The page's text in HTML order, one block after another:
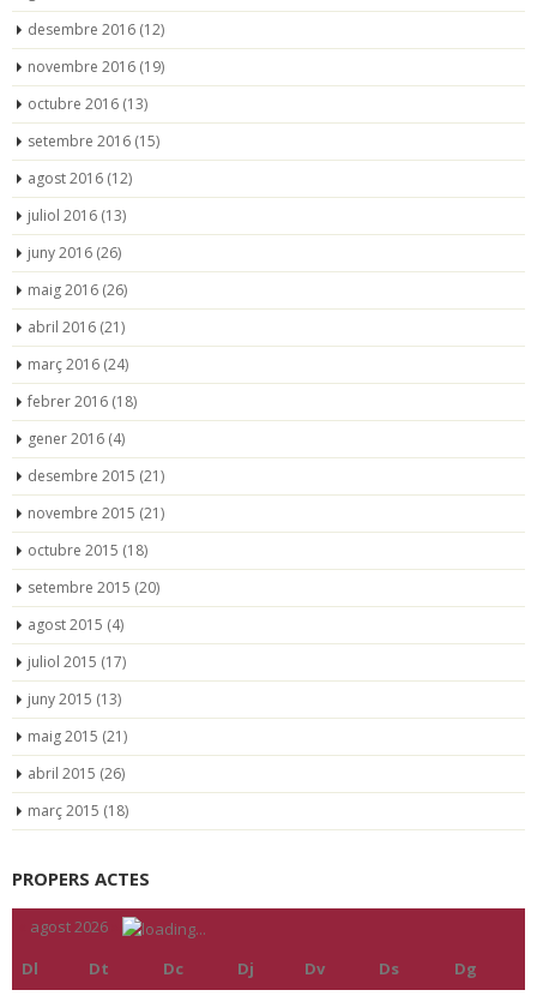
desembre 2016 (12)
novembre 2016 (19)
octubre 2016 (13)
setembre 2016 (15)
agost 2016 (12)
juliol 2016 (13)
juny 2016 (26)
maig 2016 (26)
abril 2016 (21)
març 2016 (24)
febrer 2016 (18)
gener 2016 (4)
desembre 2015 (21)
novembre 2015 (21)
octubre 2015 (18)
setembre 2015 (20)
agost 2015 (4)
juliol 2015 (17)
juny 2015 (13)
maig 2015 (21)
abril 2015 (26)
març 2015 (18)
PROPERS ACTES
agost 2026
Dl
Dt Dc Dj Dv Ds
Dg